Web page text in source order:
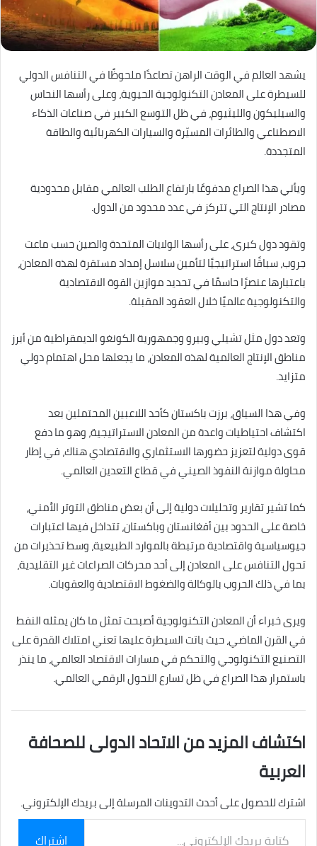
يشهد العالم في الوقت الراهن تصاعدًا ملحوظًا في التنافس الدولي
للسيطرة على المعادن التكنولوجية الحيوية، وعلى رأسها النحاس
والسيليكون والليثيوم، في ظل التوسع الكبير في صناعات الذكاء
الاصطناعي والطائرات المسيّرة والسيارات الكهربائية والطاقة
المتجددة.
ويأتي هذا الصراع مدفوعًا بارتفاع الطلب العالمي مقابل محدودية
مصادر الإنتاج التي تتركز في عدد محدود من الدول.
وتقود دول كبرى، على رأسها الولايات المتحدة والصين حسب ماعت
جروب، سباقًا استراتيجيًا لتأمين سلاسل إمداد مستقرة لهذه المعادن،
باعتبارها عنصرًا حاسمًا في تحديد موازين القوة الاقتصادية
والتكنولوجية عالميًا خلال العقود المقبلة.
وتعد دول مثل تشيلي وبيرو وجمهورية الكونغو الديمقراطية من أبرز
مناطق الإنتاج العالمية لهذه المعادن، ما يجعلها محل اهتمام دولي
متزايد.
وفي هذا السياق، برزت باكستان كأحد اللاعبين المحتملين بعد
اكتشاف احتياطيات واعدة من المعادن الاستراتيجية، وهو ما دفع
قوى دولية لتعزيز حضورها الاستثماري والاقتصادي هناك، في إطار
محاولة موازنة النفوذ الصيني في قطاع التعدين العالمي.
كما تشير تقارير وتحليلات دولية إلى أن بعض مناطق التوتر الأمني،
خاصة على الحدود بين أفغانستان وباكستان، تتداخل فيها اعتبارات
جيوسياسية واقتصادية مرتبطة بالموارد الطبيعية، وسط تحذيرات من
تحول التنافس على المعادن إلى أحد محركات الصراعات غير التقليدية،
بما في ذلك الحروب بالوكالة والضغوط الاقتصادية والعقوبات.
ويرى خبراء أن المعادن التكنولوجية أصبحت تمثل ما كان يمثله النفط
في القرن الماضي، حيث باتت السيطرة عليها تعني امتلاك القدرة على
التصنيع التكنولوجي والتحكم في مسارات الاقتصاد العالمي، ما ينذر
باستمرار هذا الصراع في ظل تسارع التحول الرقمي العالمي.
اكتشاف المزيد من الاتحاد الدولى للصحافة
العربية
اشترك للحصول على أحدث التدوينات المرسلة إلى بريدك الإلكتروني.
اشتراك